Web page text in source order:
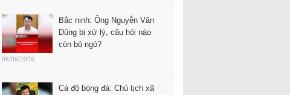
Bắc ninh: Ông Nguyễn Văn
Dũng bị xử lý, câu hỏi nào
còn bỏ ngỏ?
08/08/2026
Cá độ bóng đá: Chủ tịch xã